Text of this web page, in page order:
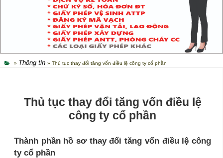
» Thông tin » Thủ tục thay đổi tăng vốn điều lệ công ty cổ phần
Thủ tục thay đổi tăng vốn điều lệ
công ty cổ phần
Thành phần hồ sơ thay đổi tăng vốn điều lệ công
ty cổ phần